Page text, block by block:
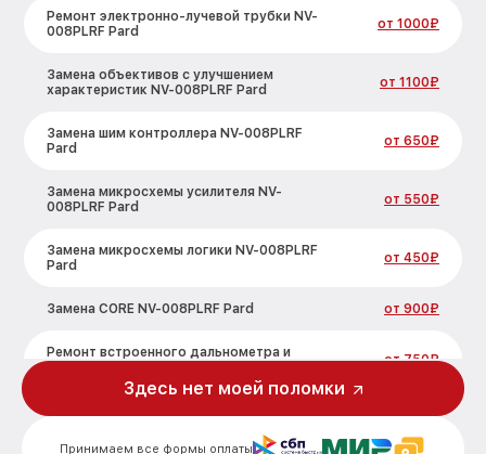
Ремонт электронно-лучевой трубки NV-
008PLRF Pard
от 1000₽
Замена объективов с улучшением
характеристик NV-008PLRF Pard
от 1100₽
Замена шим контроллера NV-008PLRF
Pard
от 650₽
Замена микросхемы усилителя NV-
008PLRF Pard
от 550₽
Замена микросхемы логики NV-008PLRF
Pard
от 450₽
Замена CORE NV-008PLRF Pard от 900₽
Ремонт встроенного дальнометра и
от 750₽
от 750₽
Принимаем все формы оплаты
Здесь нет моей поломки